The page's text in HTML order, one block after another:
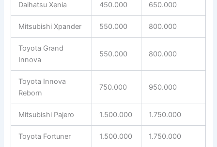
Daihatsu Xenia 450.000 650.000
Mitsubishi Xpander 550.000 800.000
Toyota Grand
Innova
550.000 800.000
Toyota Innova
Reborn
750.000 950.000
Mitsubishi Pajero 1.500.000 1.750.000
Toyota Fortuner 1.500.000 1.750.000